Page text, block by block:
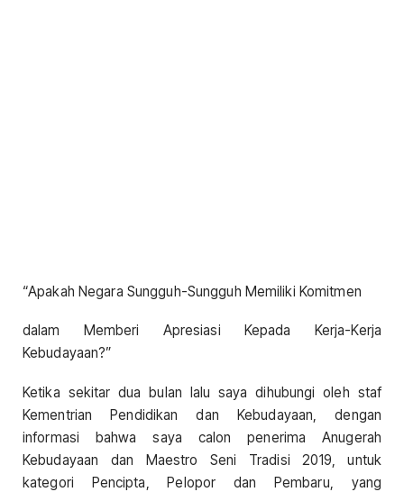
“Apakah Negara Sungguh-Sungguh Memiliki Komitmen
dalam Memberi Apresiasi Kepada Kerja-Kerja
Kebudayaan?”
Ketika sekitar dua bulan lalu saya dihubungi oleh staf
Kementrian Pendidikan dan Kebudayaan, dengan
informasi bahwa saya calon penerima Anugerah
Kebudayaan dan Maestro Seni Tradisi 2019, untuk
kategori Pencipta, Pelopor dan Pembaru, yang